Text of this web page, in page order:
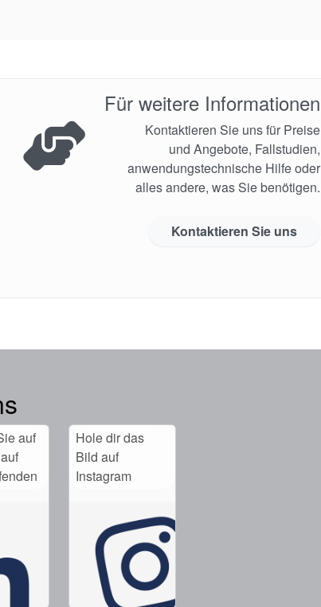
Für weitere Informationen
Kontaktieren Sie uns für Preise
und Angebote, Fallstudien,
anwendungstechnische Hilfe oder
alles andere, was Sie benötigen.
Kontaktieren Sie uns
auf
Hole dir das
Bild auf
Instagram